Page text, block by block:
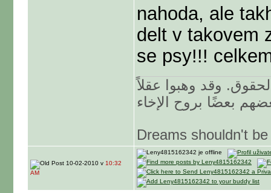
nahoda, ale
delt v takovem
se psy!!!
وقد وهبوا عقلاً
Dreams shouldn't
10-02-2010 v 10:32
AM